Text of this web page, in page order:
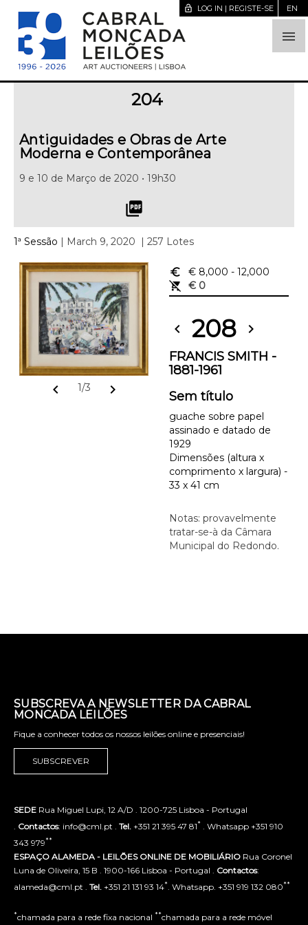

lock_open LOG IN | REGISTE-SE EN
204
Antiguidades e Obras de Arte
Moderna e Contemporânea
9 e 10 de Março de 2020 • 19h30
picture_as_pdf
1ª Sessão | March 9, 2020 | 257 Lotes
chevron_left 1/3 chevron_right
euro_symbol € 8,000 - 12,000
remove_shopping_cart
€ 0
chevron_left 208 chevron_right
FRANCIS SMITH -
1881-1961
Sem título
guache sobre papel
assinado e datado de
1929
Dimensões (altura x
comprimento x largura) -
33 x 41 cm
Notas: provavelmente
tratar-se-à da Câmara
Municipal do Redondo.
SUBSCREVA A NEWSLETTER DA CABRAL
MONCADA LEILÕES
Fique a conhecer todos os nossos leilões online e presenciais!
SUBSCREVER
SEDE Rua Miguel Lupi, 12 A/D . 1200-725 Lisboa - Portugal
Contactos: info@cml.pt . Tel. +351 21 395 47 81* . Whatsapp +351 910
343 979**
ESPAÇO ALAMEDA - LEILÕES ONLINE DE MOBILIÁRIO Rua Coronel
Luna de Oliveira, 15 B . 1900-166 Lisboa - Portugal . Contactos:
alameda@cml.pt . Tel. +351 21 131 93 14* . Whatsapp. +351 919 132 080**
*chamada para a rede fixa nacional **chamada para a rede móvel